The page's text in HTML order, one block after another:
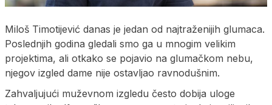
Miloš Timotijević danas je jedan od najtraženijih glumaca.
Poslednjih godina gledali smo ga u mnogim velikim
projektima, ali otkako se pojavio na glumačkom nebu,
njegov izgled dame nije ostavljao ravnodušnim.
Zahvaljujući muževnom izgledu često dobija uloge